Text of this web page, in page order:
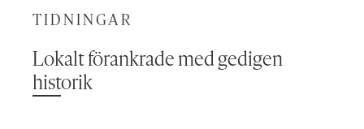
TIDNINGAR
Lokalt förankrade med gedigen
historik